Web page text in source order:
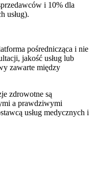
i 10% dla
usług).
pośrednicząca i nie
jakość usług lub
zawarte między
zdrowotne są
a prawdziwymi
usług medycznych i